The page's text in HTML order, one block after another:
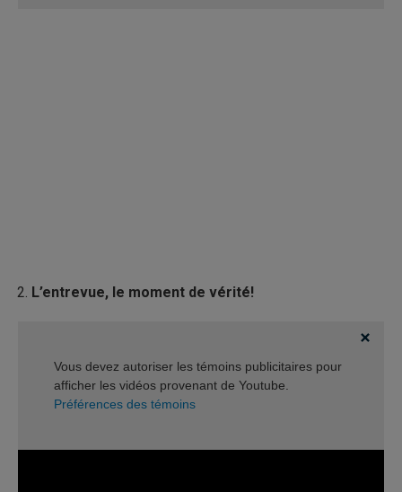
L’entrevue, le moment de vérité!
Vous devez autoriser les témoins publicitaires pour
afficher les vidéos provenant de Youtube.
Préférences des témoins